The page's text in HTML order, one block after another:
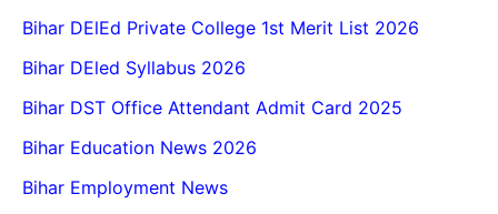
Bihar DElEd Private College 1st Merit List 2026
Bihar DEled Syllabus 2026
Bihar DST Office Attendant Admit Card 2025
Bihar Education News 2026
Bihar Employment News